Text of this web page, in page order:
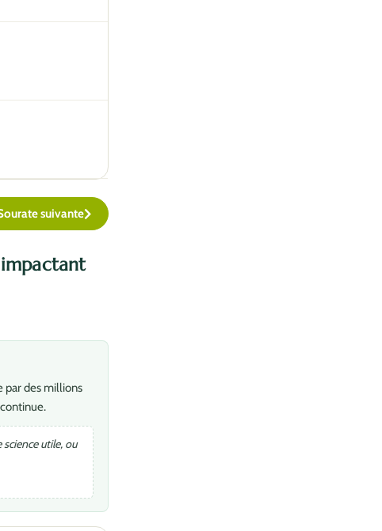
suivante
par des millions
utile, ou